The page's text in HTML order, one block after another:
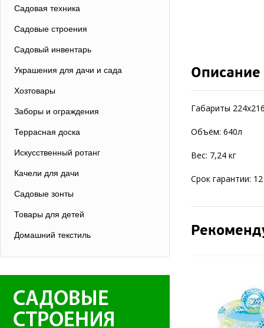
Садовая техника
Садовые строения
Садовый инвентарь
Украшения для дачи и сада
Хозтовары
Заборы и ограждения
Террасная доска
Искусственный ротанг
Качели для дачи
Садовые зонты
Товары для детей
Домашний текстиль
Описание
Габариты
Объём: 640л
Вес: 7,24 кг
Срок гарантии: